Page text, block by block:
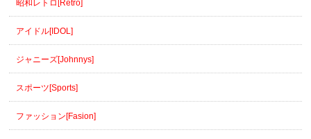
昭和レトロ[Retro]
アイドル[IDOL]
ジャニーズ[Johnnys]
スポーツ[Sports]
ファッション[Fasion]